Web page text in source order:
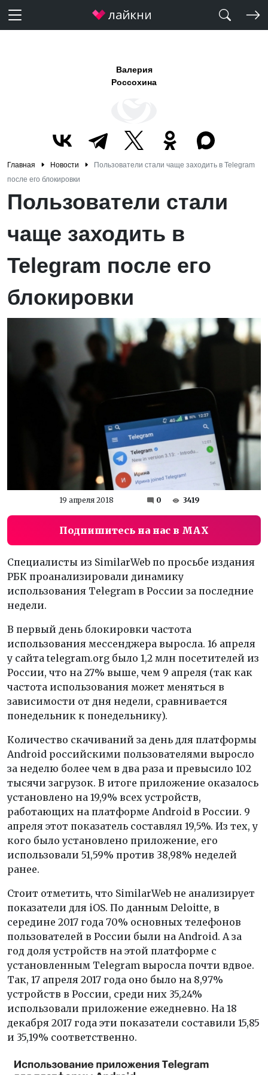
Валерия
Россохина
Главная Новости
Пользователи стали чаще заходить в Telegram
после его блокировки
Пользователи стали
чаще заходить в
Telegram после его
блокировки
19 апреля 2018 0 3419
Подпишитесь на нас в MAX
Специалисты из SimilarWeb по просьбе издания
РБК проанализировали динамику
использования Telegram в России за последние
недели.
В первый день блокировки частота
использования мессенджера выросла. 16 апреля
у сайта telegram.org было 1,2 млн посетителей из
России, что на 27% выше, чем 9 апреля (так как
частота использования может меняться в
зависимости от дня недели, сравнивается
понедельник к понедельнику).
Количество скачиваний за день для платформы
Android российскими пользователями выросло
за неделю более чем в два раза и превысило 102
тысячи загрузок. В итоге приложение оказалось
установлено на 19,9% всех устройств,
работающих на платформе Android в России. 9
апреля этот показатель составлял 19,5%. Из тех, у
кого было установлено приложение, его
использовали 51,59% против 38,98% неделей
ранее.
Стоит отметить, что SimilarWeb не анализирует
показатели для iOS. По данным Deloitte, в
середине 2017 года 70% основных телефонов
пользователей в России были на Android. А за
год доля устройств на этой платформе с
установленным Telegram выросла почти вдвое.
Так, 17 апреля 2017 года оно было на 8,97%
устройств в России, среди них 35,24%
использовали приложение ежедневно. На 18
декабря 2017 года эти показатели составили 15,85
и 35,19% соответственно.